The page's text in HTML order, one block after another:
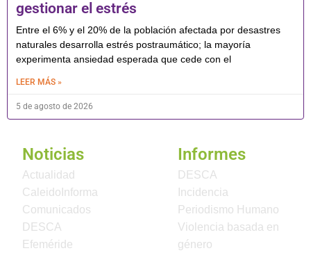
gestionar el estrés
Entre el 6% y el 20% de la población afectada por desastres
naturales desarrolla estrés postraumático; la mayoría
experimenta ansiedad esperada que cede con el
LEER MÁS »
5 de agosto de 2026
Noticias
Actualidad
CaleidoInforma
Comunicados
DESCA
Efeméride
Informes
DESCA
Incidencia
Periodismo Humano
Violencia basada en
género